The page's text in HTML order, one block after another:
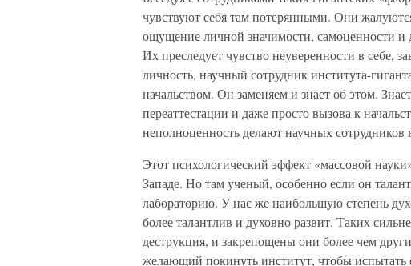
чувствуют себя там потерянными. Они
ощущение личной значимости, самоценности и
Их преследует чувство неуверенности в себе,
личность, научный сотрудник института-
начальством. Он заменяем и знает об этом.
переаттестации и даже просто вызова к
неполноценность делают научных
Этот психологический эффект «массовой
Западе. Но там ученый, особенно если он
лабораторию. У нас же наибольшую степень
более талантлив и духовно развит. Таких
деструкция, и закрепощены они более чем
желающий покинуть институт, чтобы испытать